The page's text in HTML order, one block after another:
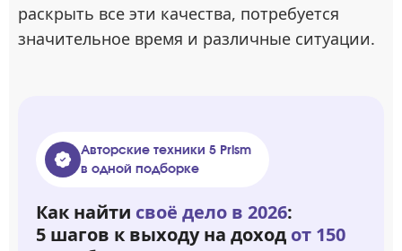
раскрыть все эти качества, потребуется
значительное время и различные ситуации.
Авторские техники 5 Prism
в одной подборке
Как найти своё дело в 2026:
5 шагов к выходу на доход от 150